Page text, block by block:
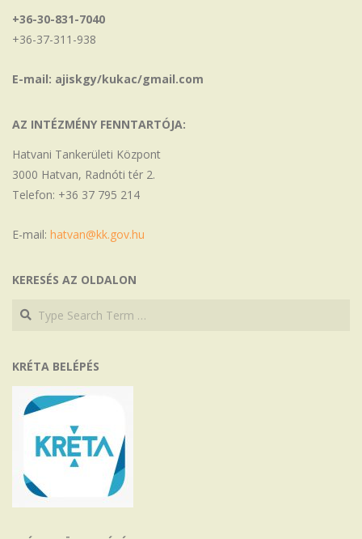
+36-30-831-7040
+36-37-311-938
E-mail: ajiskgy/kukac/gmail.com
AZ INTÉZMÉNY FENNTARTÓJA:
Hatvani Tankerületi Központ
3000 Hatvan, Radnóti tér 2.
Telefon: +36 37 795 214
E-mail: hatvan@kk.gov.hu
KERESÉS AZ OLDALON
Search
Search
KRÉTA BELÉPÉS